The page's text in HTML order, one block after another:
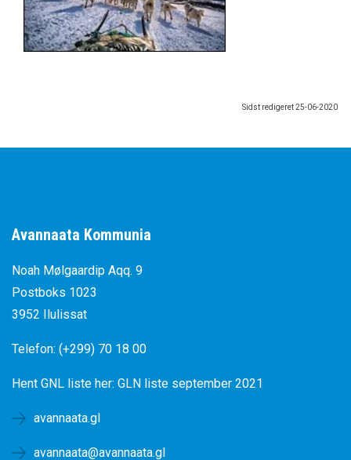
Sidst redigeret25-06-2020
Avannaata Kommunia
Noah Mølgaardip Aqq. 9
Postboks 1023
3952 Ilulissat
Telefon: (+299) 70 18 00
Hent GNL liste her: GLN liste september 2021
avannaata.gl
avannaata@avannaata.gl